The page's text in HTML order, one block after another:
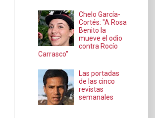
Chelo García-
Cortés: "A Rosa
Benito la
mueve el odio
contra Rocío
Carrasco"
Las portadas
de las cinco
revistas
semanales